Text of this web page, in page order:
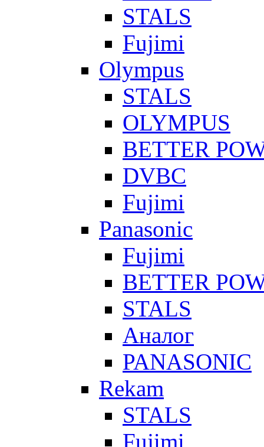
STALS
Fujimi
Olympus
STALS
OLYMPUS
BETTER
DVBC
Fujimi
Panasonic
Fujimi
BETTER
STALS
Аналог
PANASONIC
Rekam
STALS
Fujimi